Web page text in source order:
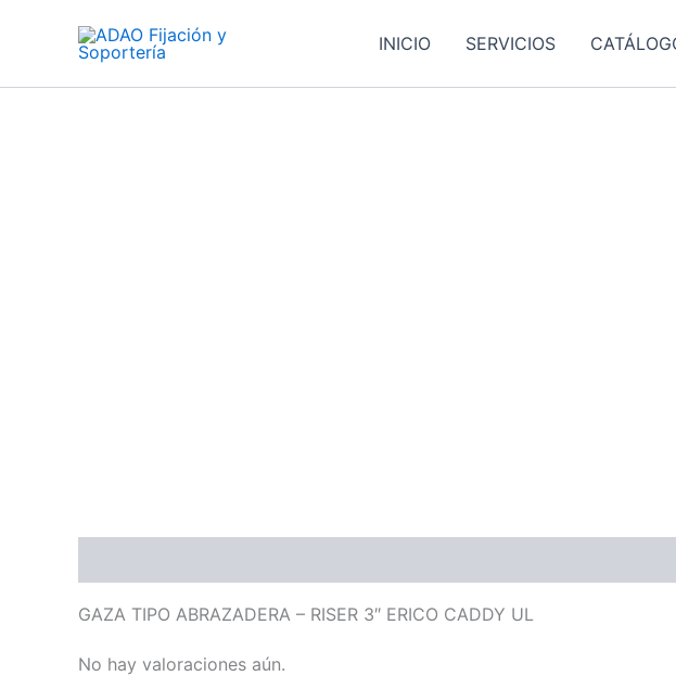
INICIO SERVICIOS
GAZA TIPO ABRAZADERA – RISER 3″ ERICO CADDY UL
No hay valoraciones aún.